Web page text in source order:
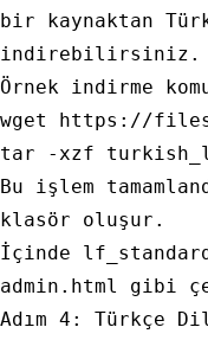
bir kaynaktan
indirebilirsiniz.
Örnek indirme
wget https://
Bu işlem
klasör oluşur.
İçinde
admin.html
gibi
Adım 4: Türkçe